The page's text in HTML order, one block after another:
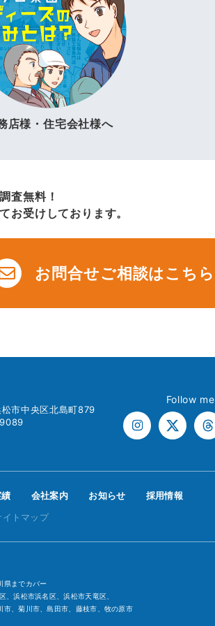
店様・住宅会社様へ
査無料！
お受けしております。
お問合せご相談はこちら
市中央区北島町879
Follow me
会社案内 お知らせ
採用情報
イトマップ
県までカバー
、浜松市浜名区、浜松市天竜区、
、菊川市、島田市、藤枝市、牧の原市